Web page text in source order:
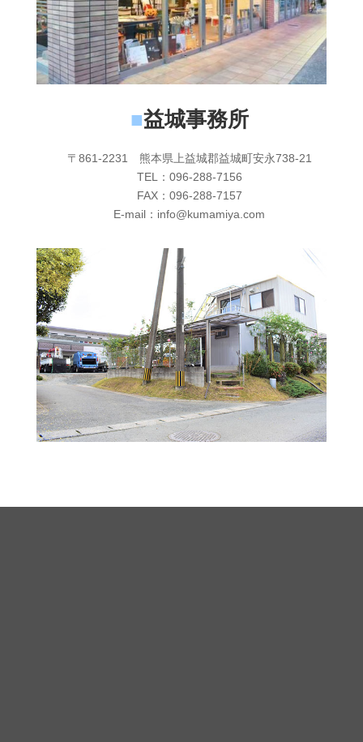
■益城事務所
〒861-2231 熊本県上益城郡益城町安永738-21
TEL：096-288-7156
FAX：096-288-7157
E-mail：info@kumamiya.com